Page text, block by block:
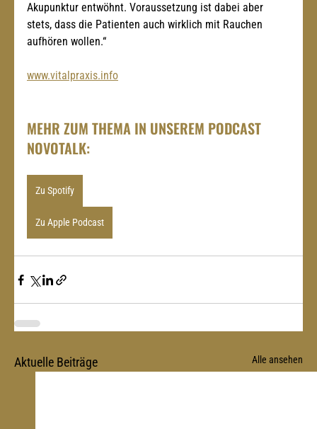
Akupunktur entwöhnt. Voraussetzung ist dabei aber
stets, dass die Patienten auch wirklich mit Rauchen
aufhören wollen.“
www.vitalpraxis.info
MEHR ZUM THEMA IN UNSEREM PODCAST
NOVOTALK:
Zu Spotify
Zu Apple Podcast
Aktuelle Beiträge Alle ansehen